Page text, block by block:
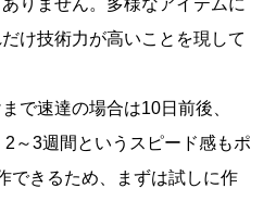
け技術力が高いことを現して
で速達の場合は10日前後、
～3週間というスピード感もポ
できるため、まずは試しに作